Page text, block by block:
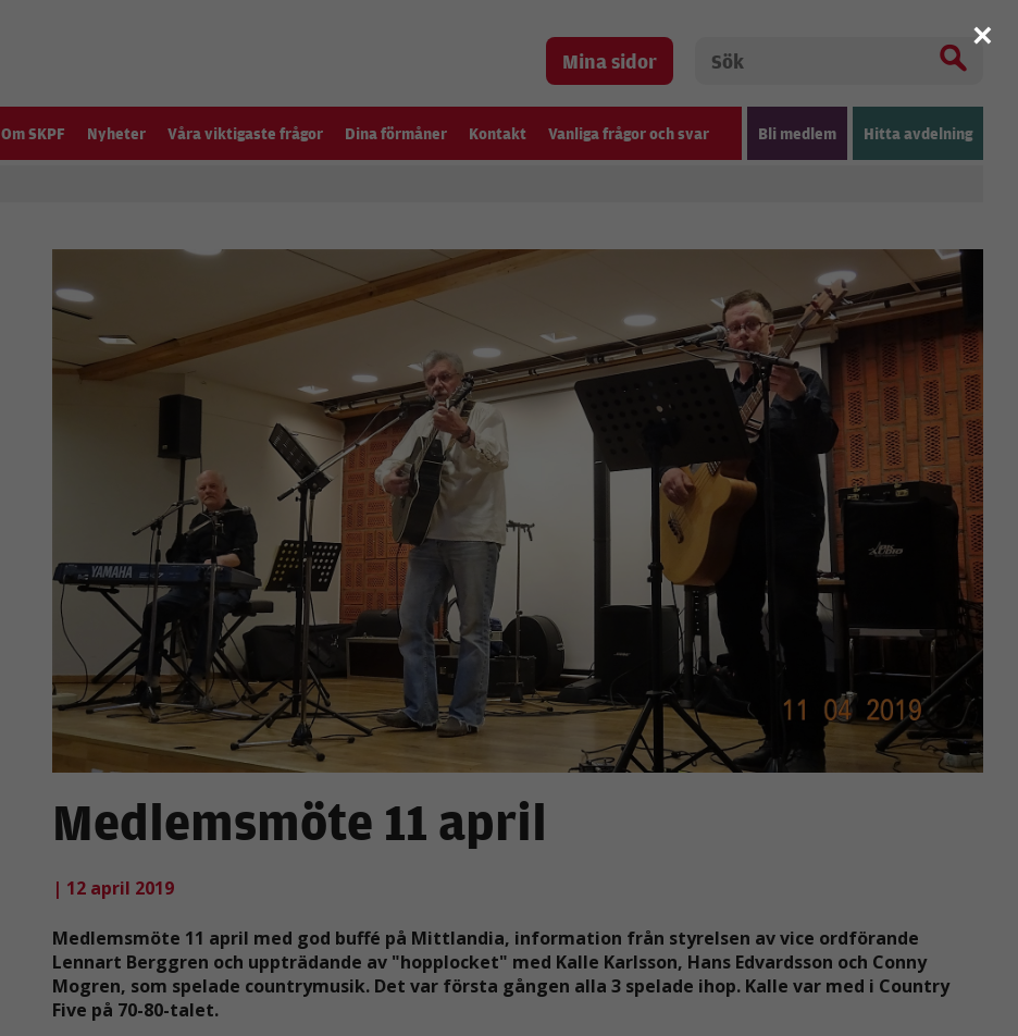
Mina sidor
Om SKPF Nyheter Våra viktigaste frågor Dina förmåner Kontakt Vanliga frågor och svar Bli medlem Hitta avdelning
Medlemsmöte 11 april
| 12 april 2019
Medlemsmöte 11 april med god buffé på Mittlandia, information från styrelsen av vice ordförande
Lennart Berggren och uppträdande av "hopplocket" med Kalle Karlsson, Hans Edvardsson och Conny
Mogren, som spelade countrymusik. Det var första gången alla 3 spelade ihop. Kalle var med i Country
Five på 70-80-talet.
×